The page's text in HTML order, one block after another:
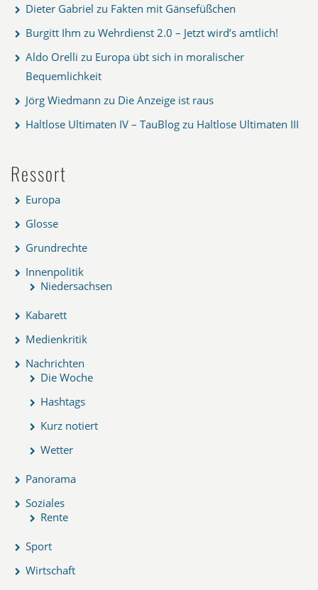
Dieter Gabriel zu Fakten mit Gänsefüßchen
Burgitt Ihm zu Wehrdienst 2.0 – Jetzt wird’s amtlich!
Aldo Orelli zu Europa übt sich in moralischer
Bequemlichkeit
Jörg Wiedmann zu Die Anzeige ist raus
Haltlose Ultimaten IV – TauBlog zu Haltlose Ultimaten III
Ressort
Europa
Glosse
Grundrechte
Innenpolitik
Niedersachsen
Kabarett
Medienkritik
Nachrichten
Die Woche
Hashtags
Kurz notiert
Wetter
Panorama
Soziales
Rente
Sport
Wirtschaft